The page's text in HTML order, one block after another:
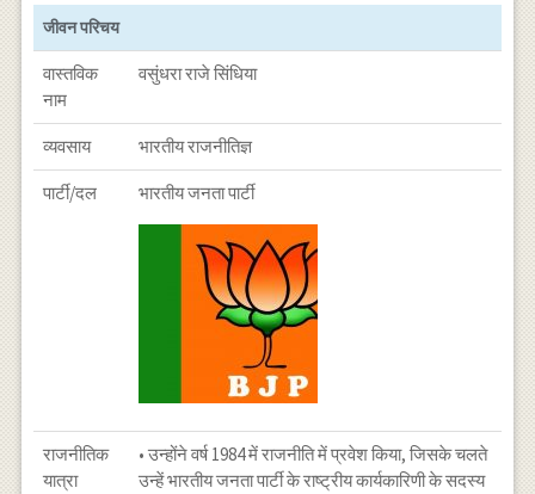
जीवन परिचय
वास्तविक
नाम
वसुंधरा राजे सिंधिया
व्यवसाय भारतीय राजनीतिज्ञ
पार्टी/दल भारतीय जनता पार्टी
राजनीतिक
यात्रा
• उन्होंने वर्ष 1984 में राजनीति में प्रवेश किया, जिसके चलते
उन्हें भारतीय जनता पार्टी के राष्ट्रीय कार्यकारिणी के सदस्य